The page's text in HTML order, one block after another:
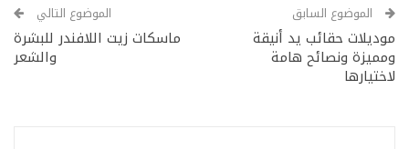
الموضوع السابق
موديلات حقائب يد أنيقة
ومميزة ونصائح هامة
لاختيارها
الموضوع التالي
ماسكات زيت اللافندر للبشرة
والشعر